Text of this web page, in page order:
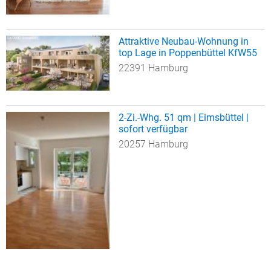
Attraktive Neubau-Wohnung in
top Lage in Poppenbüttel KfW55
22391 Hamburg
2-Zi.-Whg. 51 qm | Eimsbüttel |
sofort verfügbar
20257 Hamburg